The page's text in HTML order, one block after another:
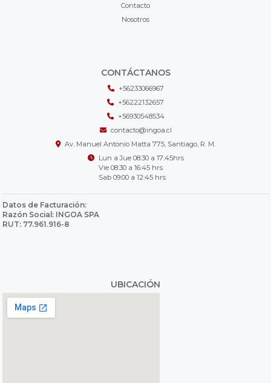
Contacto
Nosotros
CONTÁCTANOS
+56233066967
+56222132657
+56930548534
contacto@ingoa.cl
Av. Manuel Antonio Matta 775, Santiago, R. M.
Lun a Jue 08:30 a 17:45hrs
Vie 08:30 a 16:45 hrs
Sab 09:00 a 12:45 hrs
Datos de Facturación:
Razón Social: INGOA SPA
RUT: 77.961.916-8
UBICACIÓN